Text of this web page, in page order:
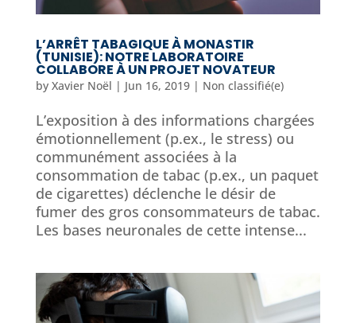
L’ARRÊT TABAGIQUE À MONASTIR
(TUNISIE): NOTRE LABORATOIRE
COLLABORE À UN PROJET NOVATEUR
by Xavier Noël | Jun 16, 2019| Non classifié(e)
L’exposition à des informations chargées
émotionnellement (p.ex., le stress) ou
communément associées à la
consommation de tabac (p.ex., un paquet
de cigarettes) déclenche le désir de
fumer des gros consommateurs de tabac.
Les bases neuronales de cette intense...